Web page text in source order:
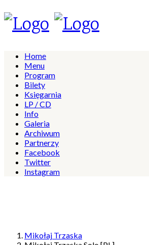
Home
Menu
Program
Bilety
Księgarnia
LP / CD
Info
Galeria
Archiwum
Partnerzy
Facebook
Twitter
Instagram
Mikołaj Trzaska